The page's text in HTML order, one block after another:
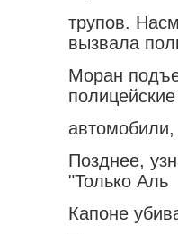
трупов.
вызвала
Моран
полицейские
Позднее,
"Только Аль
Капоне